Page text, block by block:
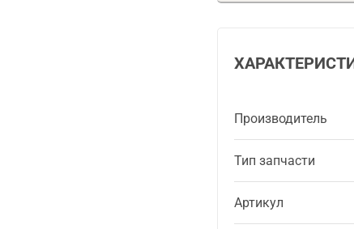
Производитель
Тип запчасти
Артикул